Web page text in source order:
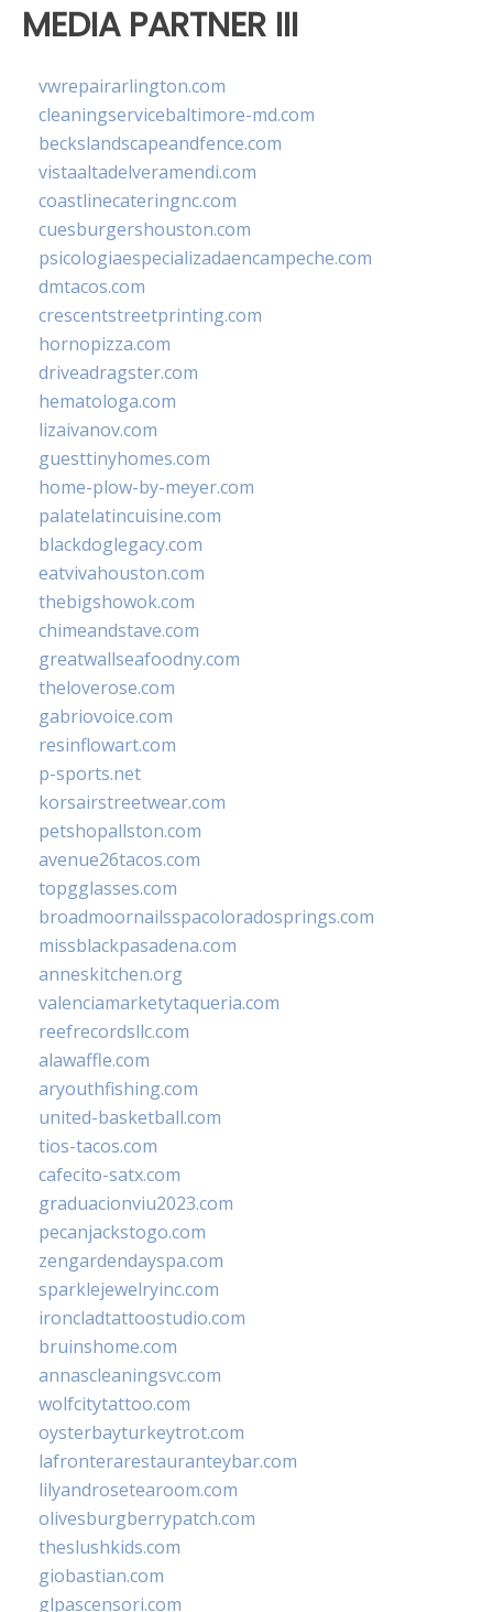
MEDIA PARTNER III
vwrepairarlington.com
cleaningservicebaltimore-md.com
beckslandscapeandfence.com
vistaaltadelveramendi.com
coastlinecateringnc.com
cuesburgershouston.com
psicologiaespecializadaencampeche.com
dmtacos.com
crescentstreetprinting.com
hornopizza.com
driveadragster.com
hematologa.com
lizaivanov.com
guesttinyhomes.com
home-plow-by-meyer.com
palatelatincuisine.com
blackdoglegacy.com
eatvivahouston.com
thebigshowok.com
chimeandstave.com
greatwallseafoodny.com
theloverose.com
gabriovoice.com
resinflowart.com
p-sports.net
korsairstreetwear.com
petshopallston.com
avenue26tacos.com
topgglasses.com
broadmoornailsspacoloradosprings.com
missblackpasadena.com
anneskitchen.org
valenciamarketytaqueria.com
reefrecordsllc.com
alawaffle.com
aryouthfishing.com
united-basketball.com
tios-tacos.com
cafecito-satx.com
graduacionviu2023.com
pecanjackstogo.com
zengardendayspa.com
sparklejewelryinc.com
ironcladtattoostudio.com
bruinshome.com
annascleaningsvc.com
wolfcitytattoo.com
oysterbayturkeytrot.com
lafronterarestauranteybar.com
lilyandrosetearoom.com
olivesburgberrypatch.com
theslushkids.com
giobastian.com
glpascensori.com